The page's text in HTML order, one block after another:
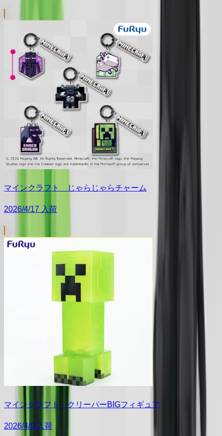
マインクラフト じゃらじゃらチャーム
2026/4/17 入荷
マインクラフト クリーパーBIGフィギュア
2026/4/9 入荷